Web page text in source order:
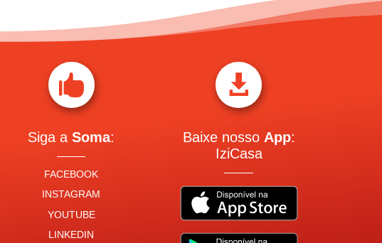

Siga aSoma:
FACEBOOK
INSTAGRAM
YOUTUBE
LINKEDIN

Baixe nosso App:
IziCasa